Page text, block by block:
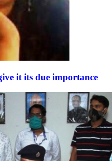
it its due importance